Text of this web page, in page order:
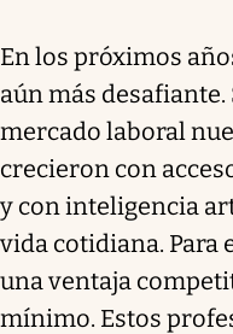
En los próximos
aún más
mercado laboral
crecieron con
y con inteligencia
vida cotidiana. Para
una ventaja
mínimo. Estos